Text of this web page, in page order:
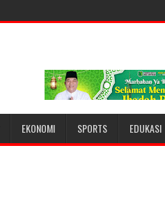
EKONOMI SPORTS EDUKASI